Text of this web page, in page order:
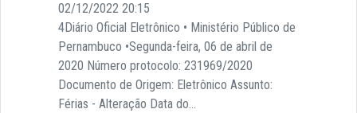
02/12/2022 20:15
4Diário Oficial Eletrônico • Ministério Público de
Pernambuco •Segunda-feira, 06 de abril de
2020 Número protocolo: 231969/2020
Documento de Origem: Eletrônico Assunto:
Férias - Alteração Data do...